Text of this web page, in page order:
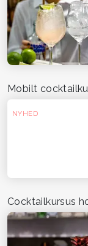
NYHED
Mobilt
Cocktailkursus